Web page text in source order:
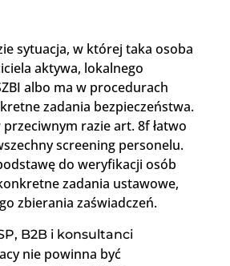
sytuacja, w której taka osoba
aktywa, lokalnego
albo ma w procedurach
zadania bezpieczeństwa.
razie art. 8f łatwo
screening personelu.
do weryfikacji osób
zadania ustawowe,
zbierania zaświadczeń.
B2B i konsultanci
nie powinna być